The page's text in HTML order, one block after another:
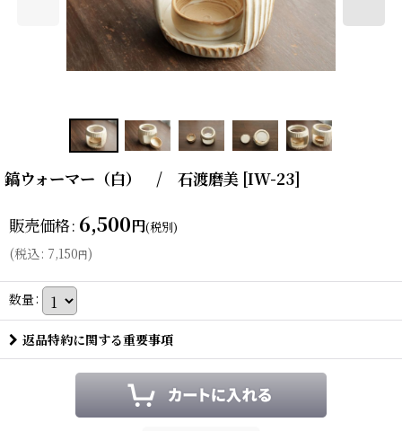
鎬ウォーマー（白） / 石渡磨美 [IW-23]
販売価格: 6,500円(税別)
(税込: 7,150円)
数量:
返品特約に関する重要事項